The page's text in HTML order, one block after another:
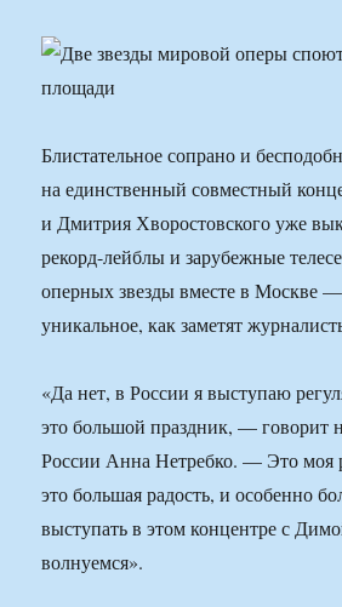
Блистательное сопрано и
на единственный совместный
и Дмитрия Хворостовского уже
рекорд-лейблы и зарубежные
оперных звезды вместе в Москве —
уникальное, как заметят
«Да нет, в России я выступаю
это большой праздник, — говорит
России Анна Нетребко. — Это моя
это большая радость, и особенно
выступать в этом концентре с
волнуемся».